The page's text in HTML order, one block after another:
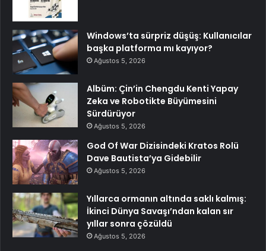
Windows’ta sürpriz düşüş: Kullanıcılar
başka platforma mı kayıyor?
Ağustos 5, 2026
Albüm: Çin’in Chengdu Kenti Yapay
Zeka ve Robotikte Büyümesini
Sürdürüyor
Ağustos 5, 2026
God Of War Dizisindeki Kratos Rolü
Dave Bautista’ya Gidebilir
Ağustos 5, 2026
Yıllarca ormanın altında saklı kalmış:
İkinci Dünya Savaşı’ndan kalan sır
yıllar sonra çözüldü
Ağustos 5, 2026